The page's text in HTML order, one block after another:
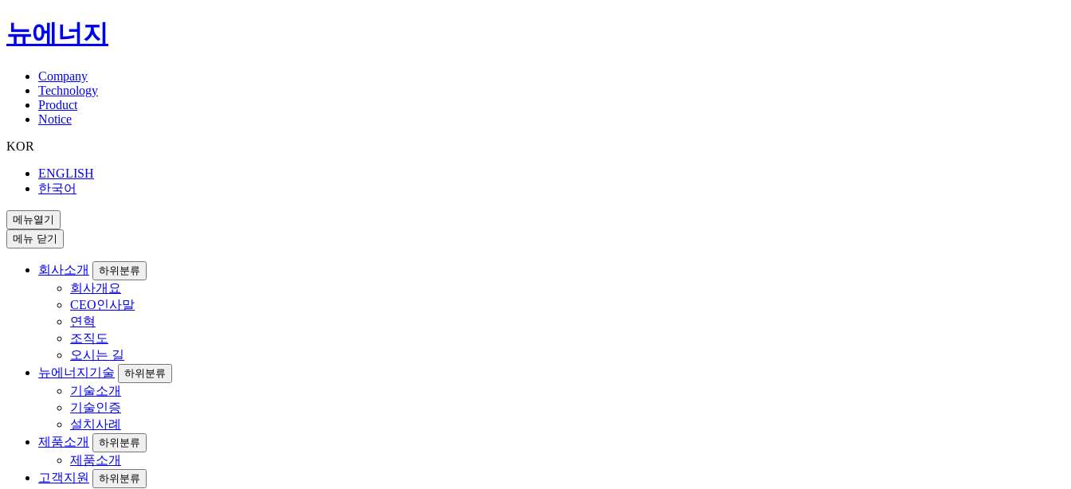
뉴에너지
Company
Technology
Product
Notice
KOR
ENGLISH
한국어
메뉴열기
메뉴 닫기
회사소개 하위분류
회사개요
CEO인사말
연혁
조직도
오시는 길
뉴에너지기술
하위분류
기술소개
기술인증
설치사례
제품소개
하위분류
제품소개
고객지원
하위분류